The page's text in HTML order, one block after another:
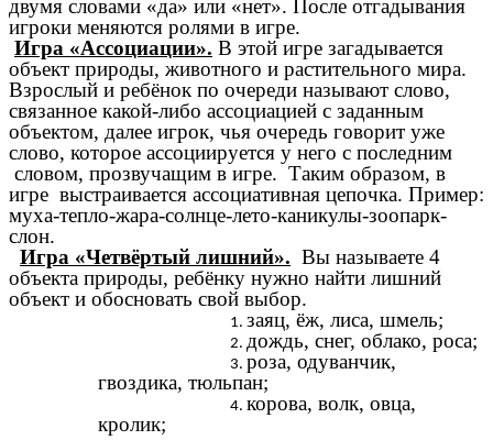
двумя словами «да» или «нет». После отгадывания
игроки меняются ролями в игре.
Игра «Ассоциации». В этой игре загадывается
объект природы, животного и растительного мира.
Взрослый и ребёнок по очереди называют слово,
связанное какой-либо ассоциацией с заданным
объектом, далее игрок, чья очередь говорит уже
слово, которое ассоциируется у него с последним
словом, прозвучащим в игре. Таким образом, в
игре выстраивается ассоциативная цепочка. Пример:
муха-тепло-жара-солнце-лето-каникулы-зоопарк-
слон.
Игра «Четвёртый лишний». Вы называете 4
объекта природы, ребёнку нужно найти лишний
объект и обосновать свой выбор.
заяц, ёж, лиса, шмель;
дождь, снег, облако, роса;
роза, одуванчик,
гвоздика, тюльпан;
корова, волк, овца,
кролик;